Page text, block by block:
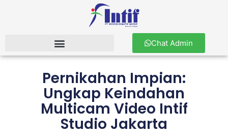
Chat Admin
Pernikahan Impian:
Ungkap Keindahan
Multicam Video Intif
Studio Jakarta